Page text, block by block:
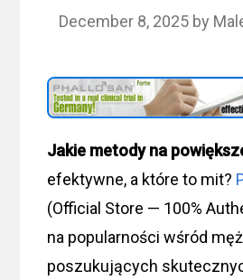
December 8, 2025 by
Jakie metody na
efektywne, a które to mit?
(Official Store — 100%
na popularności wśród
poszukujących